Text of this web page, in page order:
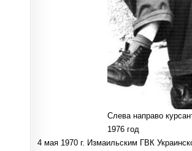
Слева направо
1976 год
4 мая 1970 г. Измаильским ГВК